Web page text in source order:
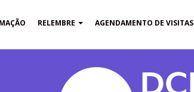
RELEMBRE AGENDAMENTO DE VISITAS